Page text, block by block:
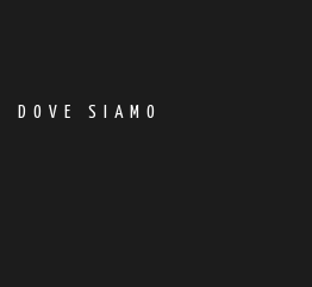
DOVE SIAMO